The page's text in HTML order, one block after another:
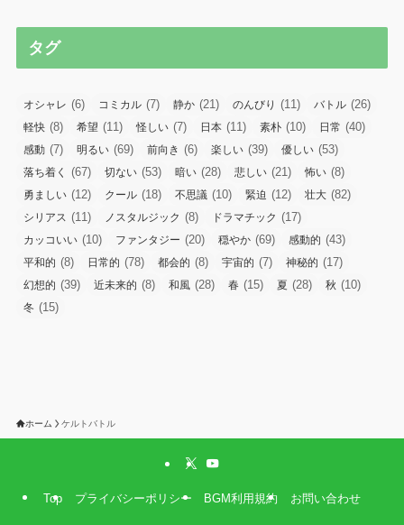
タグ
オシャレ (6) コミカル (7) 静か (21) のんびり (11) バトル (26)
軽快 (8) 希望 (11) 怪しい (7) 日本 (11) 素朴 (10) 日常 (40)
感動 (7) 明るい (69) 前向き (6) 楽しい (39) 優しい (53)
落ち着く (67) 切ない (53) 暗い (28) 悲しい (21) 怖い (8)
勇ましい (12) クール (18) 不思議 (10) 緊迫 (12) 壮大 (82)
シリアス (11) ノスタルジック (8) ドラマチック (17)
カッコいい (10) ファンタジー (20) 穏やか (69) 感動的 (43)
平和的 (8) 日常的 (78) 都会的 (8) 宇宙的 (7) 神秘的 (17)
幻想的 (39) 近未来的 (8) 和風 (28) 春 (15) 夏 (28) 秋 (10)
冬 (15)
ホーム ケルトバトル
Top プライバシーポリシー BGM利用規約 お問い合わせ